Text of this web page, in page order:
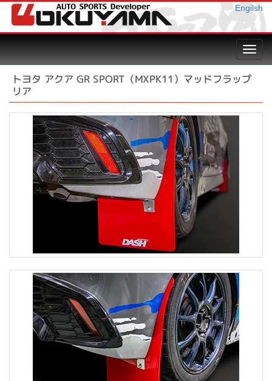
Engilsh
トヨタ アクア GR SPORT（MXPK11）マッドフラップ
リア